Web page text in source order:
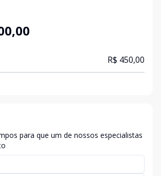
R$ 450,00
para que um de nossos especialistas